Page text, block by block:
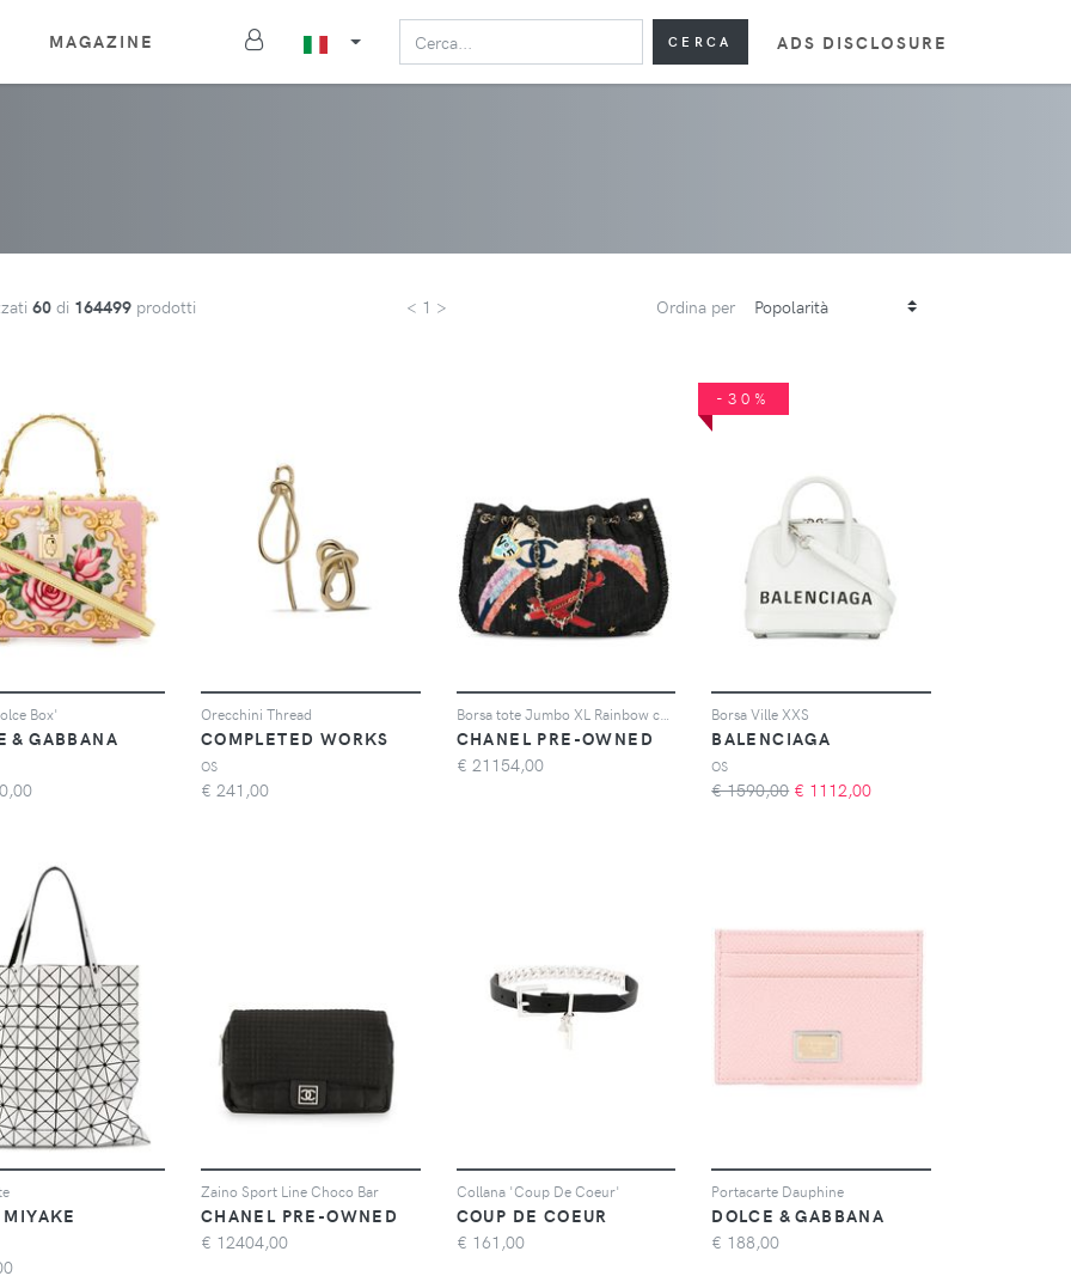
MAGAZINE CERCA ADS DISCLOSURE
60 di 164499 prodotti < 1 > Ordina per
Box'
& GABBANA
Orecchini Thread
COMPLETED WORKS
OS
€ 241,00
Borsa tote Jumbo XL Rainbow con ricamo
CHANEL PRE-OWNED
€ 21154,00
-30%
Borsa Ville XXS
BALENCIAGA
OS
€ 1590,00 € 1112,00
Zaino Sport Line Choco Bar
CHANEL PRE-OWNED
€ 12404,00
Collana 'Coup De Coeur'
COUP DE COEUR
€ 161,00
Portacarte Dauphine
DOLCE & GABBANA
€ 188,00